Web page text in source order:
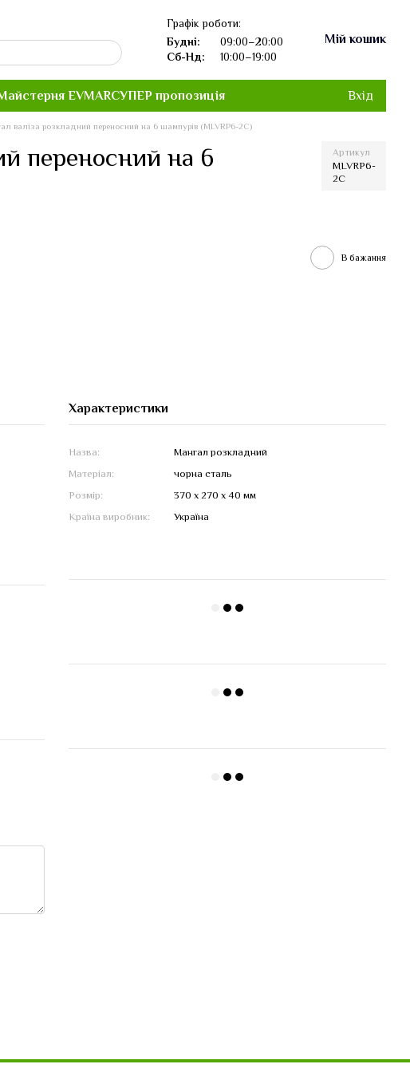
Графік роботи:
Будні:
09:00–20:00
Сб-Нд:
10:00–19:00
Мій кошик
EVMARСУПЕР пропозиція Вхід
валіза розкладний переносний на 6 шампурів (MLVRP6-2C)
переносний на 6
Артикул
MLVRP6-
2C
В бажання
Характеристики
Назва:
Мангал розкладний
Матеріал:
чорна сталь
Розмір:
370 х 270 х 40 мм
Країна виробник:
Україна